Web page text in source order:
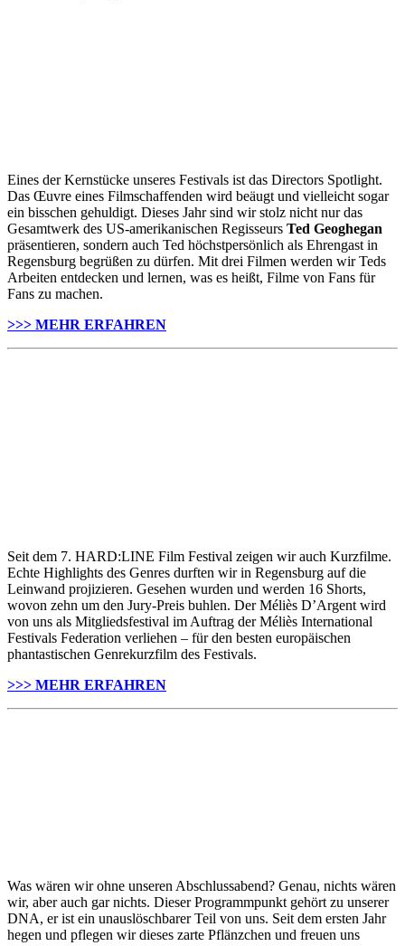
Eines der Kernstücke unseres Festivals ist das Directors Spotlight.
Das Œuvre eines Filmschaffenden wird beäugt und vielleicht sogar
ein bisschen gehuldigt. Dieses Jahr sind wir stolz nicht nur das
Gesamtwerk des US-amerikanischen Regisseurs Ted Geoghegan
präsentieren, sondern auch Ted höchstpersönlich als Ehrengast in
Regensburg begrüßen zu dürfen. Mit drei Filmen werden wir Teds
Arbeiten entdecken und lernen, was es heißt, Filme von Fans für
Fans zu machen.
>>> MEHR ERFAHREN
Seit dem 7. HARD:LINE Film Festival zeigen wir auch Kurzfilme.
Echte Highlights des Genres durften wir in Regensburg auf die
Leinwand projizieren. Gesehen wurden und werden 16 Shorts,
wovon zehn um den Jury-Preis buhlen. Der Méliès D’Argent wird
von uns als Mitgliedsfestival im Auftrag der Méliès International
Festivals Federation verliehen – für den besten europäischen
phantastischen Genrekurzfilm des Festivals.
>>> MEHR ERFAHREN
Was wären wir ohne unseren Abschlussabend? Genau, nichts wären
wir, aber auch gar nichts. Dieser Programmpunkt gehört zu unserer
DNA, er ist ein unauslöschbarer Teil von uns. Seit dem ersten Jahr
hegen und pflegen wir dieses zarte Pflänzchen und freuen uns